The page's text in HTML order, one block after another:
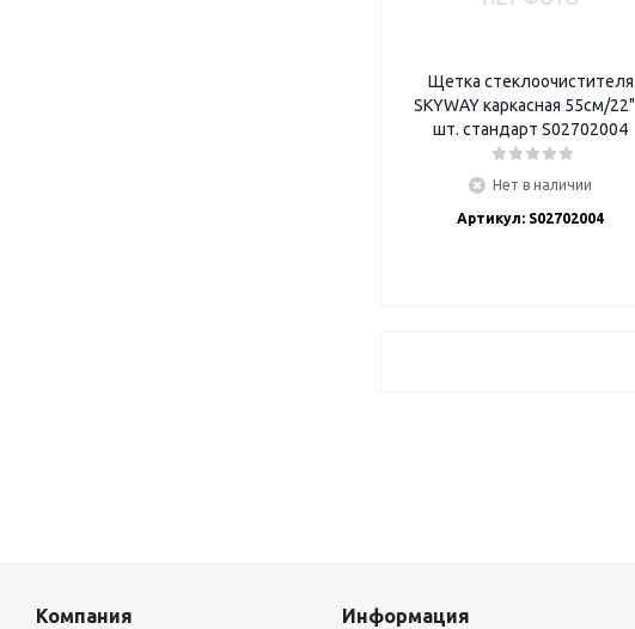
Щетка стеклоочистителя
SKYWAY каркасная 55см/22" 1
шт. стандарт S02702004
Нет в наличии
Артикул: S02702004
Компания Информация